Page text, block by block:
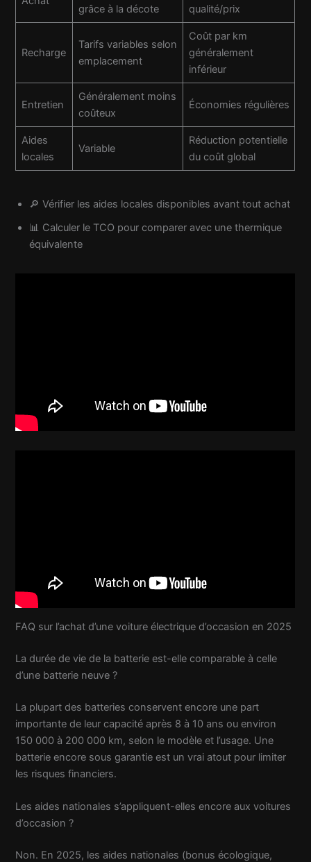
grâce à la décote qualité/prix
Recharge
Tarifs variables selon
emplacement
Coût par km
généralement
inférieur
Entretien
Généralement moins
coûteux
Économies régulières
Aides
locales
Variable
Réduction potentielle
du coût global
🔎 Vérifier les aides locales disponibles avant tout achat
📊 Calculer le TCO pour comparer avec une thermique
équivalente
FAQ sur l’achat d’une voiture électrique d’occasion en 2025
La durée de vie de la batterie est-elle comparable à celle
d’une batterie neuve ?
La plupart des batteries conservent encore une part
importante de leur capacité après 8 à 10 ans ou environ
150 000 à 200 000 km, selon le modèle et l’usage. Une
batterie encore sous garantie est un vrai atout pour limiter
les risques financiers.
Les aides nationales s’appliquent-elles encore aux voitures
d’occasion ?
Non. En 2025, les aides nationales (bonus écologique,